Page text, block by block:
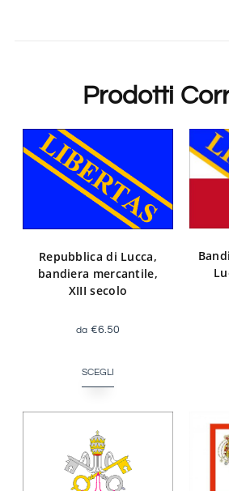
Prodotti
Repubblica di Lucca,
bandiera mercantile,
XIII secolo
€6.50
SCEGLI